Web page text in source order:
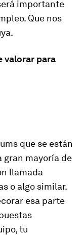
importante
Que nos
valorar para
que se están
gran mayoría de
llamada
o algo similar.
esa parte
, tu